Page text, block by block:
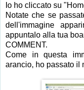
Io ho cliccato su
Notate che se
dell'immagine
appuntalo alla tua
COMMENT.
Come in questa
arancio, ho passato il